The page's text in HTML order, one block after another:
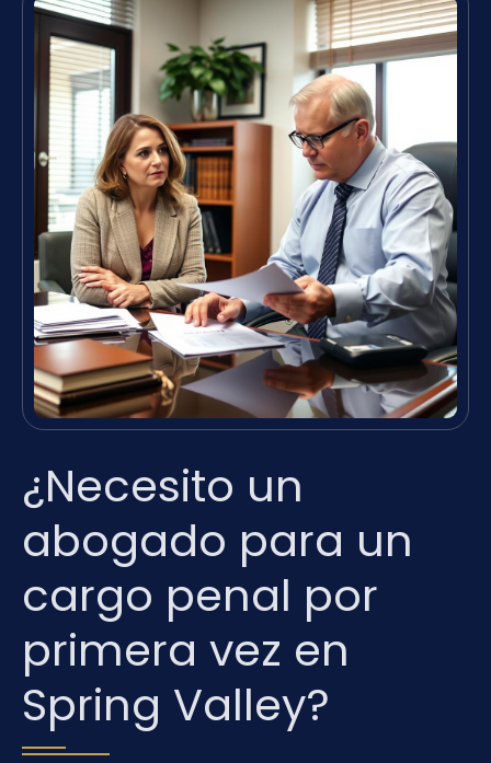
¿Necesito un
abogado para un
cargo penal por
primera vez en
Spring Valley?